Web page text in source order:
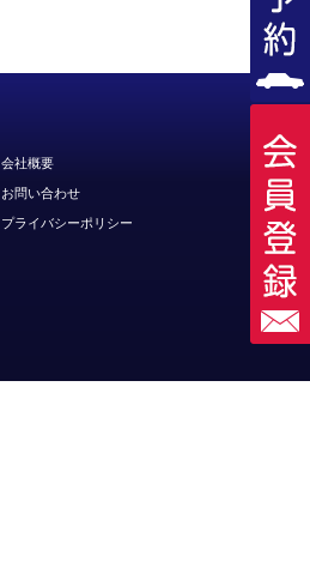
会社概要
お問い合わせ
プライバシーポリシー